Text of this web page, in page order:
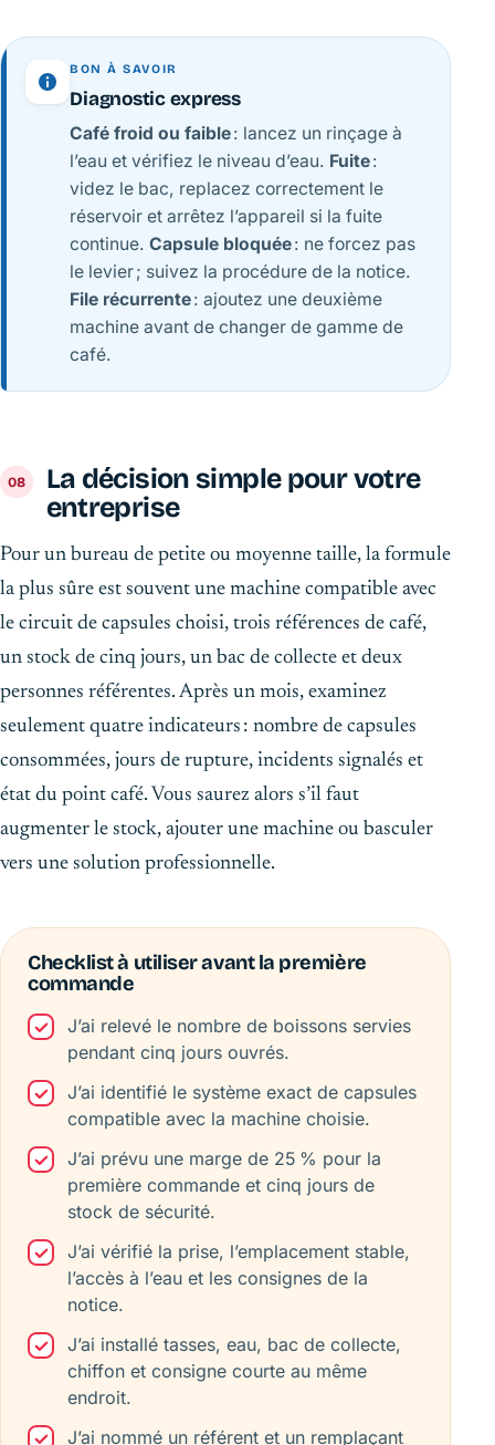
BON À SAVOIR
Diagnostic express
Café froid ou faible: lancez un rinçage à
l’eau et vérifiez le niveau d’eau. Fuite:
videz le bac, replacez correctement le
réservoir et arrêtez l’appareil si la fuite
continue.Capsule bloquée: ne forcez pas
le levier ; suivez la procédure de la notice.
File récurrente: ajoutez une deuxième
machine avant de changer de gamme de
café.
La décision simple pour votre
entreprise
Pour un bureau de petite ou moyenne taille, la formule
la plus sûre est souvent une machine compatible avec
le circuit de capsules choisi, trois références de café,
un stock de cinq jours, un bac de collecte et deux
personnes référentes. Après un mois, examinez
seulement quatre indicateurs : nombre de capsules
consommées, jours de rupture, incidents signalés et
état du point café. Vous saurez alors s’il faut
augmenter le stock, ajouter une machine ou basculer
vers une solution professionnelle.
Checklist à utiliser avant la première
commande
J’ai relevé le nombre de boissons servies
pendant cinq jours ouvrés.
J’ai identifié le système exact de capsules
compatible avec la machine choisie.
J’ai prévu une marge de 25 % pour la
première commande et cinq jours de
stock de sécurité.
J’ai vérifié la prise, l’emplacement stable,
l’accès à l’eau et les consignes de la
notice.
J’ai installé tasses, eau, bac de collecte,
chiffon et consigne courte au même
endroit.
J’ai nommé un référent et un remplaçant